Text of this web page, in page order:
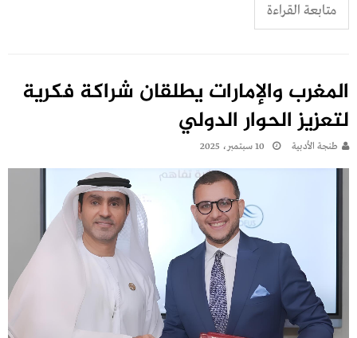
متابعة القراءة
المغرب والإمارات يطلقان شراكة فكرية
لتعزيز الحوار الدولي
طنجة الأدبية 10 سبتمبر، 2025